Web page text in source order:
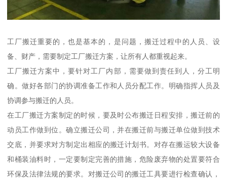
工厂搬迁重要的，也是基本的，是问题，搬迁过程中的人员、设
备、财产，需要制定工厂搬迁方案，让所有人都重视起来。
工厂搬迁方案中，要针对工厂内部，需要做到责任到人，分工明
确。做好各部门的协调准备工作和人员分配工作。明确指挥人员及
协调参与搬迁的人员。
在工厂搬迁方案制定的时候，要及时公布搬迁日程安排，搬迁前的
动员工作做到位。确立搬迁公司，并在搬迁前与搬迁单位做到技术
交底，并要求对方制定出相应的搬迁计划书。对存在搬运较大设备
和桶装油料时，一定要制定完善的措施，危险废弃物的处置要符合
环保及法律法规的要求。对搬迁公司的搬迁工具要进行检查确认，